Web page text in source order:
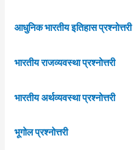
आधुनिक भारतीय इतिहास प्रश्नोत्तरी
भारतीय राजव्यवस्था प्रश्नोत्तरी
भारतीय अर्थव्यवस्था प्रश्नोत्तरी
भूगोल प्रश्नोत्तरी